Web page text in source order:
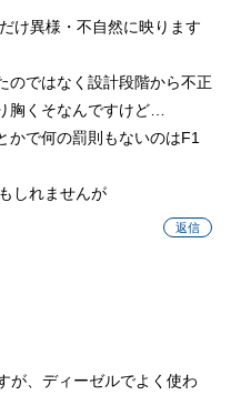
け異様・不自然に映ります
のではなく設計段階から不正
胸くそなんですけど…
かで何の罰則もないのはF1
しれませんが
返信
が、ディーゼルでよく使わ